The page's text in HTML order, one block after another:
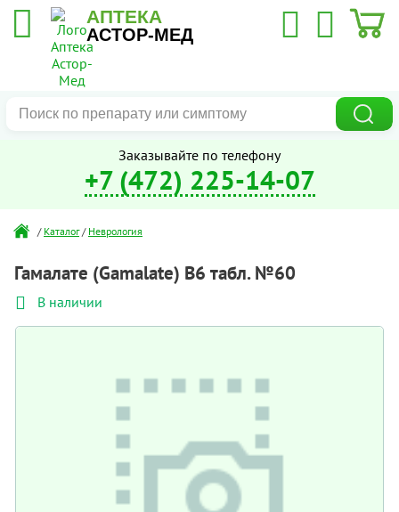
АПТЕКА
АСТОР-МЕД
Заказывайте по телефону
+7 (472) 225-14-07
/ Каталог / Неврология
Гамалате (Gamalate) В6 табл. №60
В наличии